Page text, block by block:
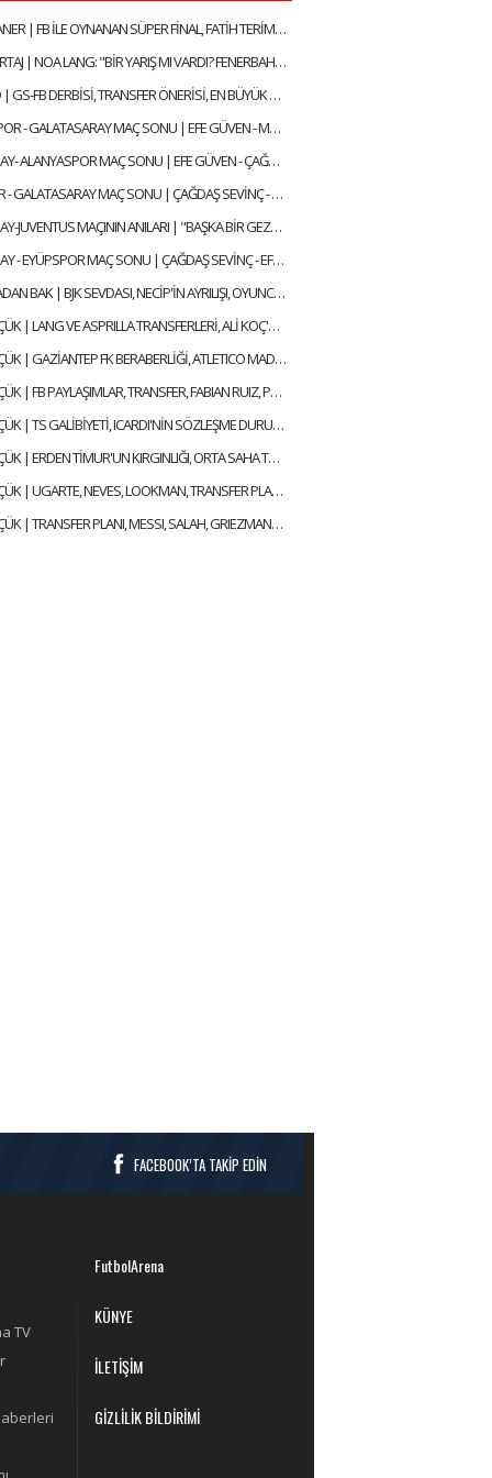
JOHAN ELMANER | FB İLE OYNANAN SÜPER FİNAL, FATİH TERİM & OKAN BURUK, UĞURCAN ÇAKIR MI? MUSLERA MI?
ÖZEL RÖPORTAJ | NOA LANG: "BİR YARIŞ MI VARDI? FENERBAHÇE SADECE 14 DAKİKA LİDER OLDU"
FELIPE MELO | GS-FB DERBİSİ, TRANSFER ÖNERİSİ, EN BÜYÜK HAYALİ, BEĞENDİĞİ FENERBAHÇELİ
TRABZONSPOR - GALATASARAY MAÇ SONU | EFE GÜVEN - MERT KURT
GALATASARAY- ALANYASPOR MAÇ SONU | EFE GÜVEN - ÇAĞDAŞ SEVİNÇ
KONYASPOR - GALATASARAY MAÇ SONU | ÇAĞDAŞ SEVİNÇ - MERT KURT
GALATASARAY-JUVENTUS MAÇININ ANILARI | "BAŞKA BİR GEZEGENDEN GELEN SNEIJDER'İN GOLÜYLE TURU GEÇTİK"
GALATASARAY - EYÜPSPOR MAÇ SONU | ÇAĞDAŞ SEVİNÇ - EFE GÜVEN
BİR DE BURADAN BAK | BJK SEVDASI, NECİP'İN AYRILIŞI, OYUNCULUĞA BAŞLAMA HİKAYESİ | FEYYAZ ŞERİFOĞLU
ALİ NACİ KÜÇÜK | LANG VE ASPRILLA TRANSFERLERİ, ALİ KOÇ'UN AÇIKLAMALARI, OULAI | GÜNDEM GALATASARAY
ALİ NACİ KÜÇÜK | GAZİANTEP FK BERABERLİĞİ, ATLETICO MADRID MAÇI, TRANSFER | GÜNDEM GALATASARAY
ALİ NACİ KÜÇÜK | FB PAYLAŞIMLAR, TRANSFER, FABIAN RUIZ, PAPE GUEYE, ONYEDIKA | GÜNDEM GALATASARAY
ALİ NACİ KÜÇÜK | TS GALİBİYETİ, ICARDI'NİN SÖZLEŞME DURUMU, TRANSFER HABERLERİ | GÜNDEM GALATASARAY
ALİ NACİ KÜÇÜK | ERDEN TİMUR'UN KIRGINLIĞI, ORTA SAHA TRANSFERI, ICARDI SÜRECİ | GÜNDEM GALATASARAY
ALİ NACİ KÜÇÜK | UGARTE, NEVES, LOOKMAN, TRANSFER PLANLAMASI, AYRILIK LİSTESİ | GÜNDEM GALATASARAY
ALİ NACİ KÜÇÜK | TRANSFER PLANI, MESSI, SALAH, GRIEZMANN, ICARDI & MILAN | GÜNDEM GALATASARAY
FACEBOOK’TA TAKİP EDİN
TV
FutbolArena
KÜNYE
İLETİŞİM
GİZLİLİK BİLDİRİMİ